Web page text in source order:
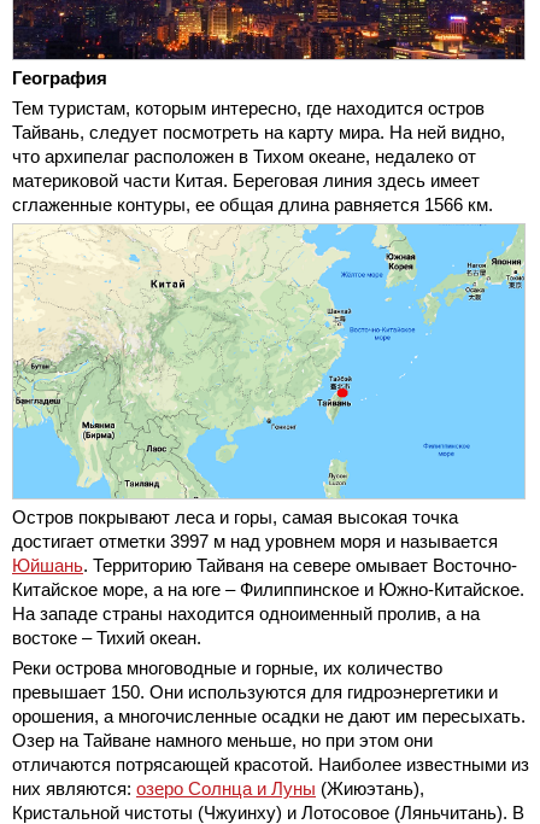
География
Тем туристам, которым интересно, где находится остров
Тайвань, следует посмотреть на карту мира. На ней видно,
что архипелаг расположен в Тихом океане, недалеко от
материковой части Китая. Береговая линия здесь имеет
сглаженные контуры, ее общая длина равняется 1566 км.
Остров покрывают леса и горы, самая высокая точка
достигает отметки 3997 м над уровнем моря и называется
Юйшань. Территорию Тайваня на севере омывает Восточно-
Китайское море, а на юге – Филиппинское и Южно-Китайское.
На западе страны находится одноименный пролив, а на
востоке – Тихий океан.
Реки острова многоводные и горные, их количество
превышает 150. Они используются для гидроэнергетики и
орошения, а многочисленные осадки не дают им пересыхать.
Озер на Тайване намного меньше, но при этом они
отличаются потрясающей красотой. Наиболее известными из
них являются: озеро Солнца и Луны (Жиюэтань),
Кристальной чистоты (Чжуинху) и Лотосовое (Ляньчитань). В